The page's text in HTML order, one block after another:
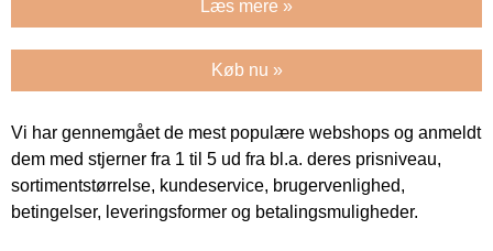
Læs mere »
Køb nu »
Vi har gennemgået de mest populære webshops og anmeldt
dem med stjerner fra 1 til 5 ud fra bl.a. deres prisniveau,
sortimentstørrelse, kundeservice, brugervenlighed,
betingelser, leveringsformer og betalingsmuligheder.